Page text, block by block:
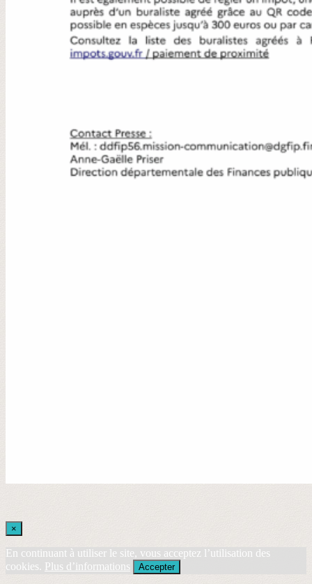
×
En continuant à utiliser le site, vous acceptez l’utilisation des
cookies. Plus d’informations Accepter